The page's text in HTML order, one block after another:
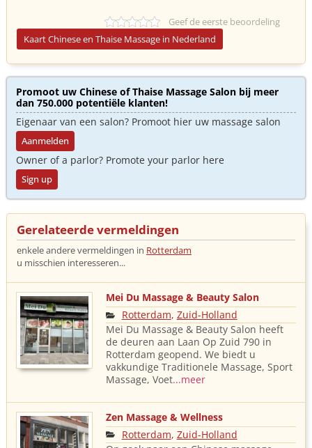
Geef de eerste beoordeling
Kaart Chinese en Thaise Massage in Nederland
Promoot uw Chinese of Thaise Massage Salon bij meer
dan 750.000 potentiële klanten!
Eigenaar van een salon? Promoot hier uw massage salon
Aanmelden
Owner of a parlor? Promote your parlor here
Sign up
Gerelateerde vermeldingen
enkele andere vermeldingen in Rotterdam
u misschien interesseren...
Mei Du Massage & Beauty Salon
Rotterdam, Zuid-Holland
Mei Du Massage & Beauty Salon heeft
de deuren aan Laan Op Zuid 790 in
Rotterdam geopend. We biedt u
vakkundige Traditionele Massage, Sport
Massage, Voet...meer
Zen Massage & Wellness
Rotterdam, Zuid-Holland